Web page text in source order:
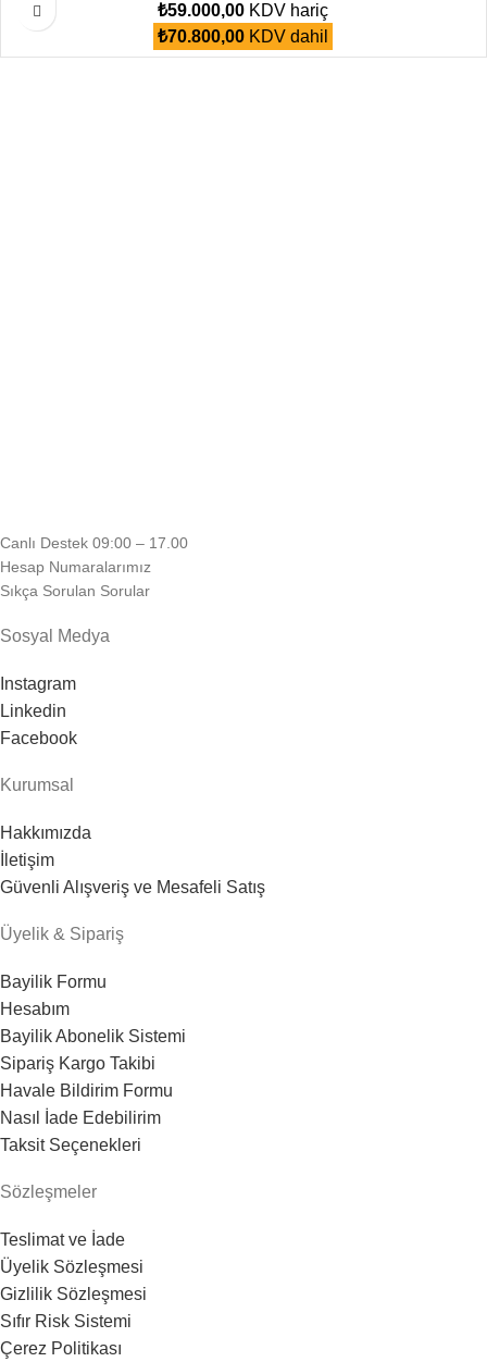
₺59.000,00 KDV hariç
₺70.800,00 KDV dahil
Canlı Destek 09:00 – 17.00
Hesap Numaralarımız
Sıkça Sorulan Sorular
Sosyal Medya
Instagram
Linkedin
Facebook
Kurumsal
Hakkımızda
İletişim
Güvenli Alışveriş ve Mesafeli Satış
Üyelik & Sipariş
Bayilik Formu
Hesabım
Bayilik Abonelik Sistemi
Sipariş Kargo Takibi
Havale Bildirim Formu
Nasıl İade Edebilirim
Taksit Seçenekleri
Sözleşmeler
Teslimat ve İade
Üyelik Sözleşmesi
Gizlilik Sözleşmesi
Sıfır Risk Sistemi
Çerez Politikası